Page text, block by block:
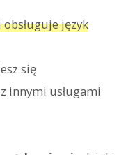
obsługuje język
się
innymi usługami